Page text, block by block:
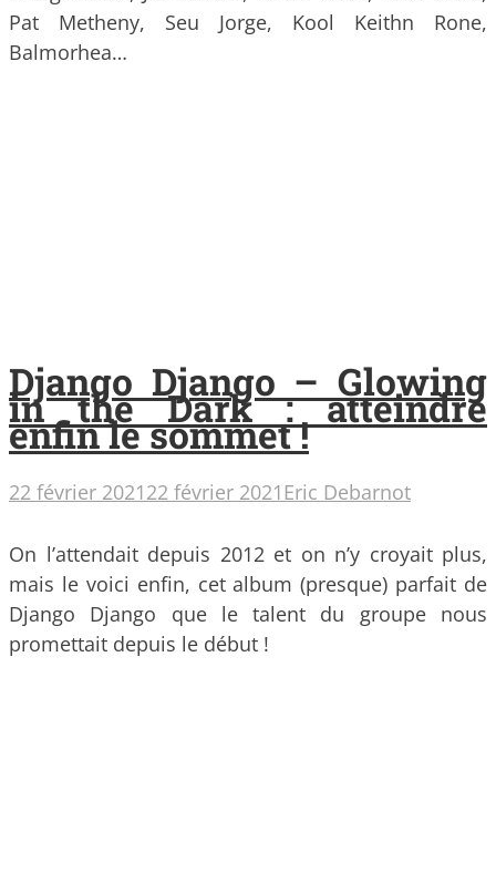
Pat Metheny, Seu Jorge, Kool Keithn Rone,
Balmorhea…
Django Django – Glowing
in the Dark : atteindre
enfin le sommet !
22 février 202122 février 2021 Eric Debarnot
On l’attendait depuis 2012 et on n’y croyait plus,
mais le voici enfin, cet album (presque) parfait de
Django Django que le talent du groupe nous
promettait depuis le début !